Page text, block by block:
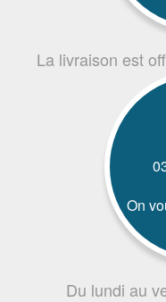
La livraison est
On
Du lundi au